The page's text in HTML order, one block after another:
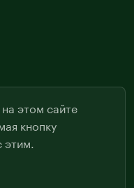
этом сайте
кнопку
этим.